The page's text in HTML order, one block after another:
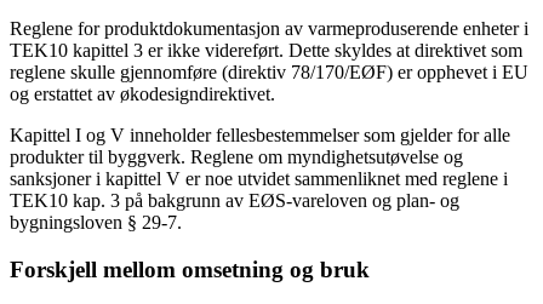
Reglene for produktdokumentasjon av varmeproduserende enheter i
TEK10 kapittel 3 er ikke videreført. Dette skyldes at direktivet som
reglene skulle gjennomføre (direktiv 78/170/EØF) er opphevet i EU
og erstattet av økodesigndirektivet.
Kapittel I og V inneholder fellesbestemmelser som gjelder for alle
produkter til byggverk. Reglene om myndighetsutøvelse og
sanksjoner i kapittel V er noe utvidet sammenliknet med reglene i
TEK10 kap. 3 på bakgrunn av EØS-vareloven og plan- og
bygningsloven § 29-7.
Forskjell mellom omsetning og bruk